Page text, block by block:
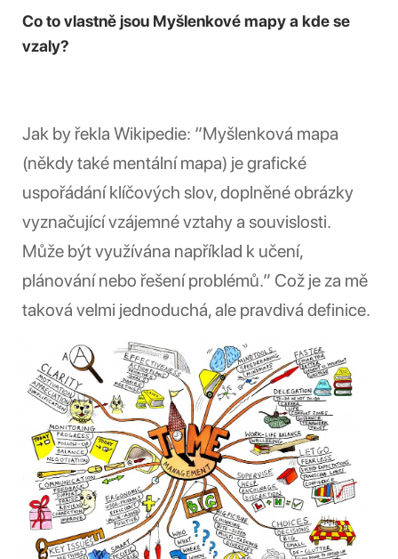
Co to vlastně jsou Myšlenkové mapy a kde se
vzaly?
Jak by řekla Wikipedie: “Myšlenková mapa
(někdy také mentální mapa) je grafické
uspořádání klíčových slov, doplněné obrázky
vyznačující vzájemné vztahy a souvislosti.
Může být využívána například k učení,
plánování nebo řešení problémů.” Což je za mě
taková velmi jednoduchá, ale pravdivá definice.